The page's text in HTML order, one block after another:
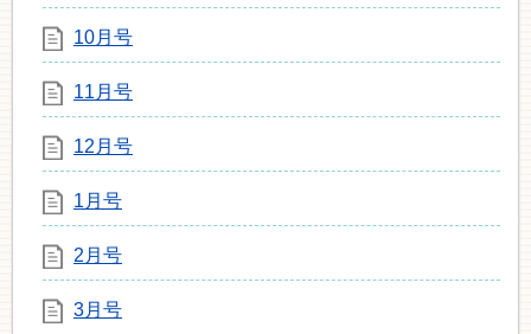
10月号
11月号
12月号
1月号
2月号
3月号